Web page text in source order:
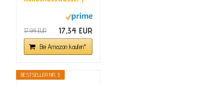
17,94 EUR 17,34 EUR
Bei Amazon kaufen*
BESTSELLER NR. 3